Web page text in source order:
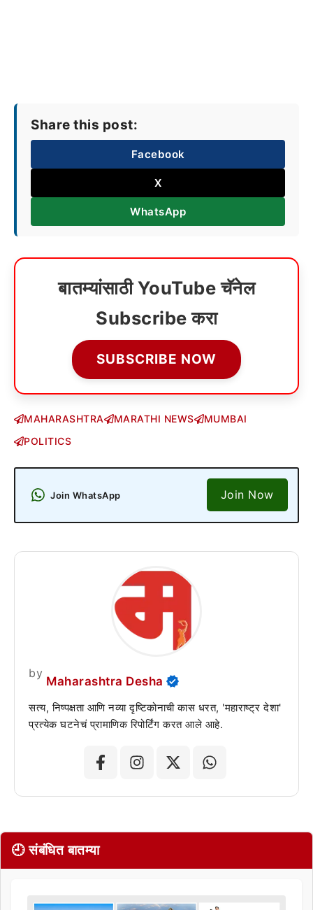
Share this post:
Facebook
X
WhatsApp
बातम्यांसाठी YouTube चॅनेल
Subscribe करा
SUBSCRIBE NOW
MAHARASHTRA MARATHI NEWS
MUMBAI
POLITICS
Join WhatsApp Join Now
by
Maharashtra Desha
सत्य, निष्पक्षता आणि नव्या दृष्टिकोनाची कास धरत, 'महाराष्ट्र देशा'
प्रत्येक घटनेचं प्रामाणिक रिपोर्टिंग करत आले आहे.
🕘 संबंधित बातम्या